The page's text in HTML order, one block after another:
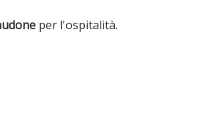
per l'ospitalità.